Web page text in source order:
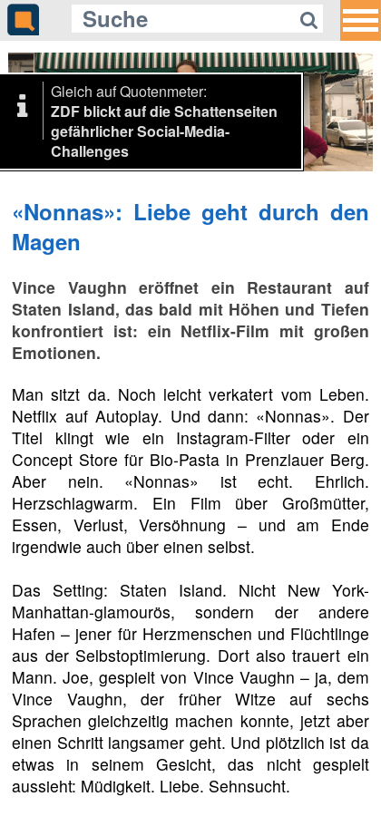
Gleich auf Quotenmeter:
ZDF blickt auf die Schattenseiten
gefährlicher Social-Media-
Challenges
«Nonnas»: Liebe geht durch den
Magen
Vince Vaughn eröffnet ein Restaurant auf
Staten Island, das bald mit Höhen und Tiefen
konfrontiert ist: ein Netflix-Film mit großen
Emotionen.
Man sitzt da. Noch leicht verkatert vom Leben.
Netflix auf Autoplay. Und dann: «Nonnas». Der
Titel klingt wie ein Instagram-Filter oder ein
Concept Store für Bio-Pasta in Prenzlauer Berg.
Aber nein. «Nonnas» ist echt. Ehrlich.
Herzschlagwarm. Ein Film über Großmütter,
Essen, Verlust, Versöhnung – und am Ende
irgendwie auch über einen selbst.
Das Setting: Staten Island. Nicht New York-
Manhattan-glamourös, sondern der andere
Hafen – jener für Herzmenschen und Flüchtlinge
aus der Selbstoptimierung. Dort also trauert ein
Mann. Joe, gespielt von Vince Vaughn – ja, dem
Vince Vaughn, der früher Witze auf sechs
Sprachen gleichzeitig machen konnte, jetzt aber
einen Schritt langsamer geht. Und plötzlich ist da
etwas in seinem Gesicht, das nicht gespielt
aussieht: Müdigkeit. Liebe. Sehnsucht.